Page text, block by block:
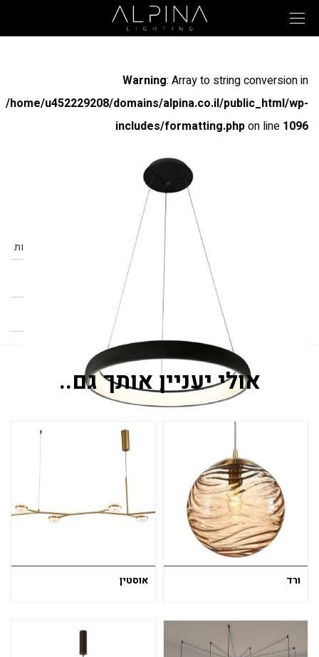
Warning: Array to string conversion in
/home/u452229208/domains/alpina.co.il/public_html/wp-
includes/formatting.phpon line 1096
אשלי תליה
מסירות
אור
מתח
אטימות
230V/50Hz
230V/50Hz
אולי יעניין אותך גם..
ורד אוסטין